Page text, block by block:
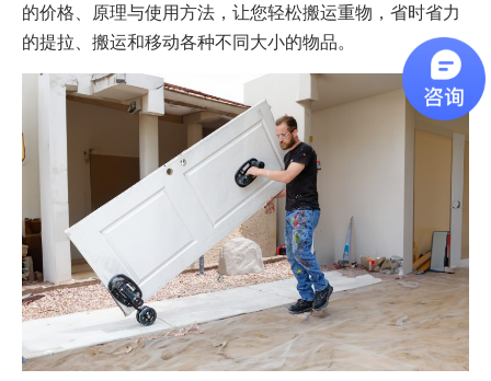
的价格、原理与使用方法，让您轻松搬运重物，省时省力
的提拉、搬运和移动各种不同大小的物品。